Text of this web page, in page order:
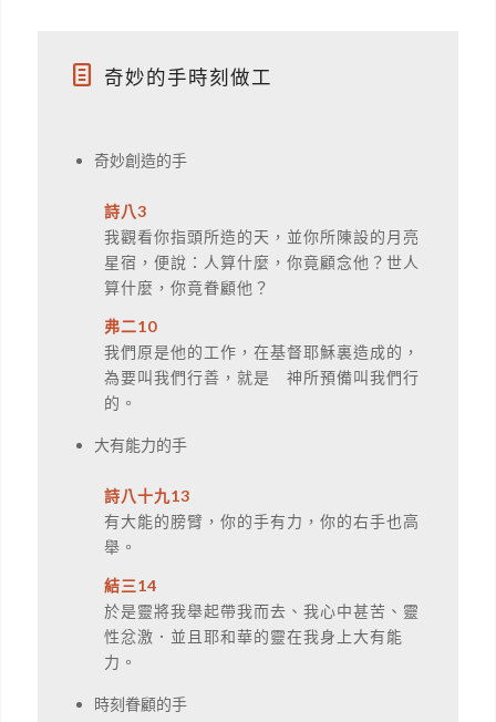
奇妙的手時刻做工
奇妙創造的手
詩八3
我觀看你指頭所造的天，並你所陳設的月亮
星宿，便說：人算什麼，你竟顧念他？世人
算什麼，你竟眷顧他？
弗二10
我們原是他的工作，在基督耶穌裏造成的，
為要叫我們行善，就是 神所預備叫我們行
的。
大有能力的手
詩八十九13
有大能的膀臂，你的手有力，你的右手也高
舉。
結三14
於是靈將我舉起帶我而去、我心中甚苦、靈
性忿激．並且耶和華的靈在我身上大有能
力。
時刻眷顧的手